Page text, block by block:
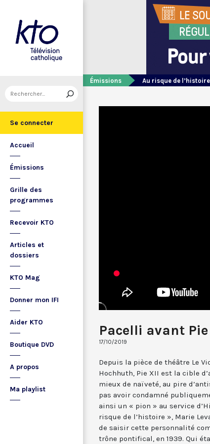
Se connecter
Accueil
Émissions
Grille des
programmes
Recevoir KTO
Articles et
dossiers
KTO Mag
Donner mon IFI
Aider KTO
Boutique DVD
A propos
Ma playlist
Émissions Au risque de l’histoire
Pacelli avant
17/10/2019
Depuis la pièce de théâtre Le
Hochhuth, Pie XII est la cible
mieux de naïveté, au pire
pas avoir condamné
ainsi un « pion » au service
risque de l’histoire », Marie
de saisir cette personnalité
trône pontifical, en 1939. Qui